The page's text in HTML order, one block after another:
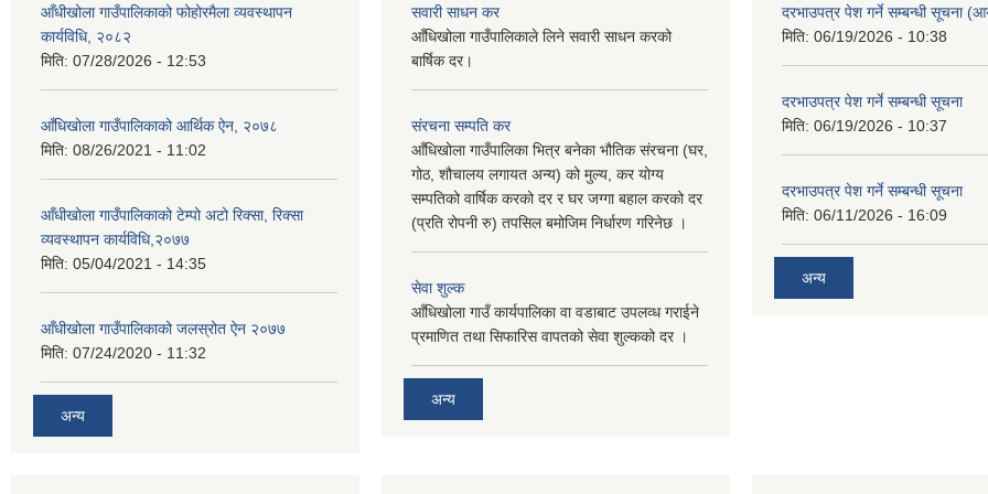
आँधीखोला गाउँपालिकाको फोहोरमैला व्यवस्थापन
कार्यविधि, २०८२
मिति: 07/28/2026 - 12:53
आँधिखोला गाउँपालिकाको आर्थिक ऐन, २०७८
मिति: 08/26/2021 - 11:02
आँधीखोला गाउँपालिकाको टेम्पो अटो रिक्सा, रिक्सा
व्यवस्थापन कार्यविधि,२०७७
मिति: 05/04/2021 - 14:35
आँधीखोला गाउँपालिकाको जलस्रोत ऐन २०७७
मिति: 07/24/2020 - 11:32
अन्य
सवारी साधन कर
आँधिखोला गाउँपालिकाले लिने सवारी साधन करको
बार्षिक दर।
संरचना सम्पति कर
आँधिखोला गाउँपालिका भित्र बनेका भौतिक संरचना (घर,
गोठ, शौचालय लगायत अन्य) को मुल्य, कर योग्य
सम्पतिको वार्षिक करको दर र घर जग्गा बहाल करको दर
(प्रति रोपनी रु) तपसिल बमोजिम निर्धारण गरिनेछ ।
सेवा शुल्क
आँधिखोला गाउँ कार्यपालिका वा वडाबाट उपलव्ध गराईने
प्रमाणित तथा सिफारिस वापतको सेवा शुल्कको दर ।
अन्य
दरभाउपत्र पेश गर्ने सम्बन्धी सूचना
मिति: 06/19/2026 - 10:38
दरभाउपत्र पेश गर्ने सम्बन्धी सूचना
मिति: 06/19/2026 - 10:37
दरभाउपत्र पेश गर्ने सम्बन्धी सूचना
मिति: 06/11/2026 - 16:09
अन्य